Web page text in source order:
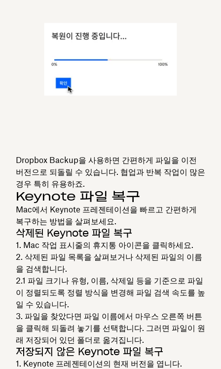
Dropbox Backup을 사용하면 간편하게 파일을 이전
버전으로 되돌릴 수 있습니다. 협업과 반복 작업이 많은
경우 특히 유용하죠.
Keynote 파일 복구
Mac에서 Keynote 프레젠테이션을 빠르고 간편하게
복구하는 방법을 살펴보세요.
삭제된 Keynote 파일 복구
Mac 작업 표시줄의 휴지통 아이콘을 클릭하세요.
삭제된 파일 목록을 살펴보거나 삭제된 파일의 이름
을 검색합니다.
파일 크기나 유형, 이름, 삭제일 등을 기준으로 파일
이 정렬되도록 정렬 방식을 변경해 파일 검색 속도를 높
일 수 있습니다.
파일을 찾았다면 파일 이름에서 마우스 오른쪽 버튼
을 클릭해 되돌려 놓기를 선택합니다. 그러면 파일이 원
래 저장되어 있던 폴더로 옮겨집니다.
저장되지 않은 Keynote 파일 복구
Keynote 프레젠테이션의 현재 버전을 엽니다.